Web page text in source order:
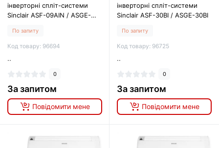
інверторні спліт-системи
Sinclair ASF-09AIN / ASGE-
По запиту
Код товару: 96694
..
0
За запитом
Повідомити мене
інверторні спліт-системи
Sinclair ASF-30BI / ASGE-30BI
По запиту
Код товару: 96725
..
0
За запитом
Повідомити мене